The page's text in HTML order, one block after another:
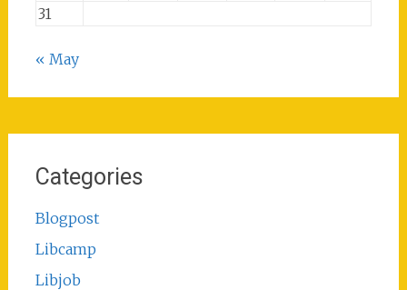
31
« May
Categories
Blogpost
Libcamp
Libjob